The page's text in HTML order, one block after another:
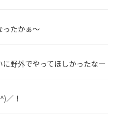
ったかぁ〜
野外でやってほしかったなー
／！